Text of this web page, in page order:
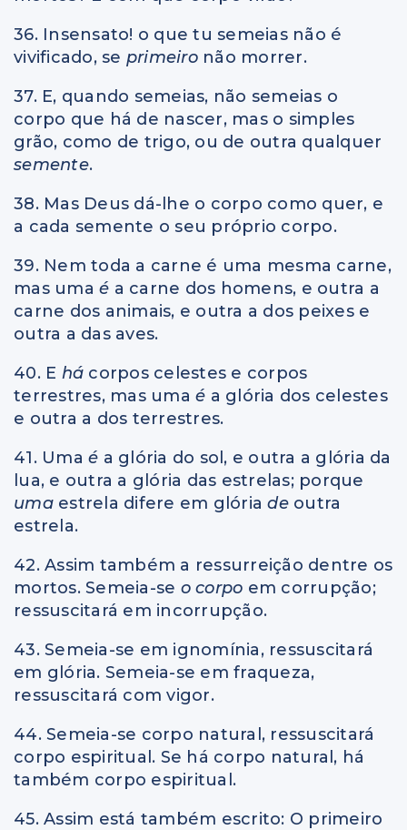
36. Insensato! o que tu semeias não é
vivificado, se primeiro não morrer.
37. E, quando semeias, não semeias o
corpo que há de nascer, mas o simples
grão, como de trigo, ou de outra qualquer
semente.
38. Mas Deus dá-lhe o corpo como quer, e
a cada semente o seu próprio corpo.
39. Nem toda a carne é uma mesma carne,
mas uma é a carne dos homens, e outra a
carne dos animais, e outra a dos peixes e
outra a das aves.
40. E há corpos celestes e corpos
terrestres, mas uma é a glória dos celestes
e outra a dos terrestres.
41. Uma é a glória do sol, e outra a glória da
lua, e outra a glória das estrelas; porque
uma estrela difere em glóriade outra
estrela.
42. Assim também a ressurreição dentre os
mortos. Semeia-se o corpo em corrupção;
ressuscitará em incorrupção.
43. Semeia-se em ignomínia, ressuscitará
em glória. Semeia-se em fraqueza,
ressuscitará com vigor.
44. Semeia-se corpo natural, ressuscitará
corpo espiritual. Se há corpo natural, há
também corpo espiritual.
45. Assim está também escrito: O primeiro